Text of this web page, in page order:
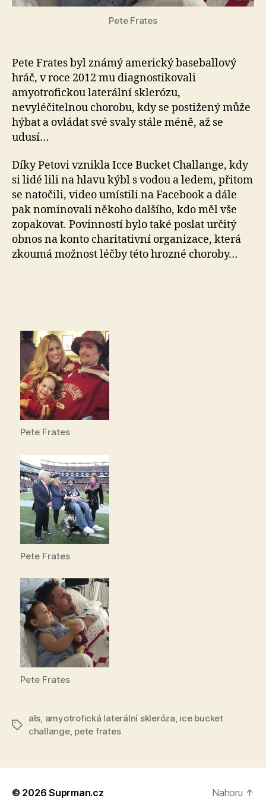
Pete Frates
Pete Frates byl známý americký baseballový
hráč, v roce 2012 mu diagnostikovali
amyotrofickou laterální sklerózu,
nevyléčitelnou chorobu, kdy se postižený může
hýbat a ovládat své svaly stále méně, až se
udusí…
Díky Petovi vznikla Icce Bucket Challange, kdy
si lidé lili na hlavu kýbl s vodou a ledem, přitom
se natočili, video umístili na Facebook a dále
pak nominovali někoho dalšího, kdo měl vše
zopakovat. Povinností bylo také poslat určitý
obnos na konto charitativní organizace, která
zkoumá možnost léčby této hrozné choroby…
Pete Frates
Pete Frates
Pete Frates
Štítky
als, amyotrofická laterální skleróza, ice bucket
challange, pete frates
© 2026Suprman.cz Nahoru ↑